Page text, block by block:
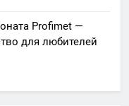
Profimet —
для любителей